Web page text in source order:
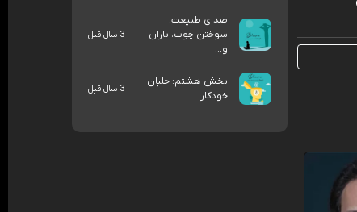
صدای طبیعت:
سوختن چوب، باران
و...
3 سال قبل
بخش هشتم: خلبان
خودکار...
3 سال قبل